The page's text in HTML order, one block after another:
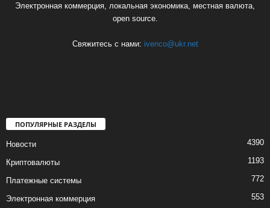
Электронная коммерция, локальная экономика, местная валюта,
open source.
Свяжитесь с нами: ivenco@ukr.net
ПОПУЛЯРНЫЕ РАЗДЕЛЫ
Новости 4390
Криптовалюты 1193
Платежные системы 772
Электронная коммерция 553